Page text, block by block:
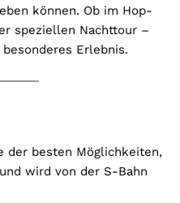
können. Ob im Hop-
speziellen Nachttour –
Erlebnis.
der besten Möglichkeiten,
wird von der S-Bahn